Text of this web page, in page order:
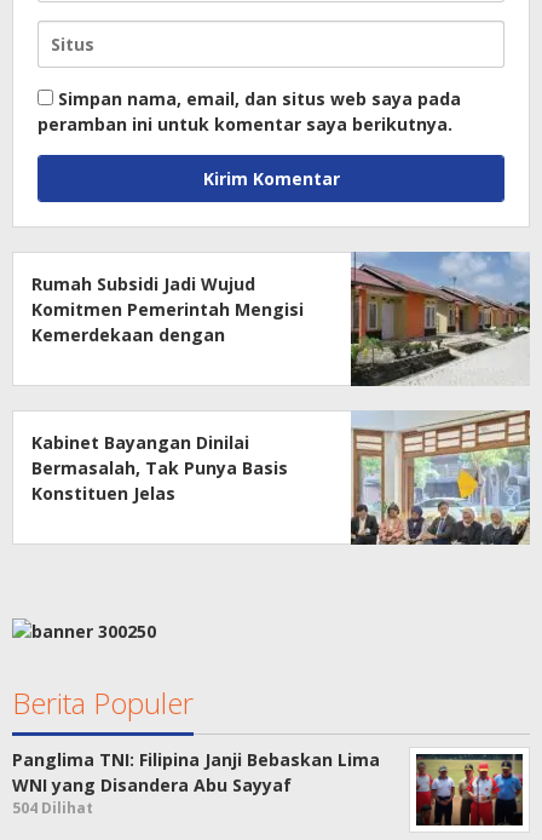
Simpan nama, email, dan situs web saya pada
peramban ini untuk komentar saya berikutnya.
Rumah Subsidi Jadi Wujud
Komitmen Pemerintah Mengisi
Kemerdekaan dengan
Kabinet Bayangan Dinilai
Bermasalah, Tak Punya Basis
Konstituen Jelas
Berita Populer
Panglima TNI: Filipina Janji Bebaskan Lima
WNI yang Disandera Abu Sayyaf
504 Dilihat